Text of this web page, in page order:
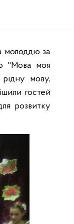
молоддю за
"Мова моя
мову,
гостей
розвитку